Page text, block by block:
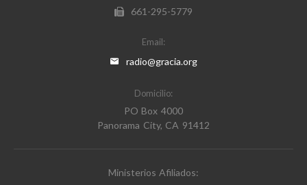
661-295-5779
Email:
radio@gracia.org
Domicilio:
PO Box 4000
Panorama City, CA 91412
Ministerios Afiliados: